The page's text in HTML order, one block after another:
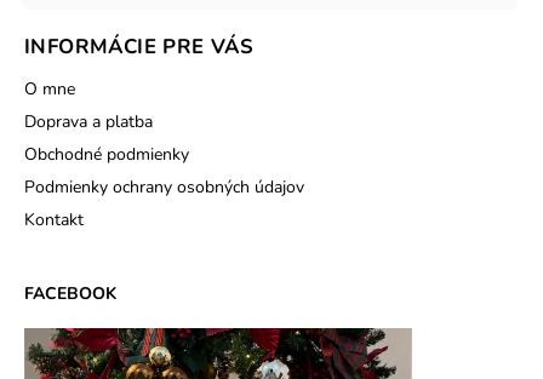
INFORMÁCIE PRE VÁS
O mne
Doprava a platba
Obchodné podmienky
Podmienky ochrany osobných údajov
Kontakt
FACEBOOK